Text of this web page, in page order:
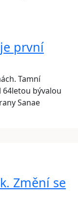
první
Tamní
64letou bývalou
Sanae
Změní se